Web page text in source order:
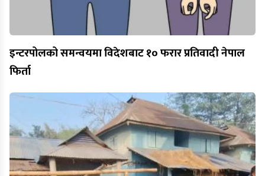
इन्टरपोलको समन्वयमा विदेशबाट १० फरार प्रतिवादी नेपाल
फिर्ता